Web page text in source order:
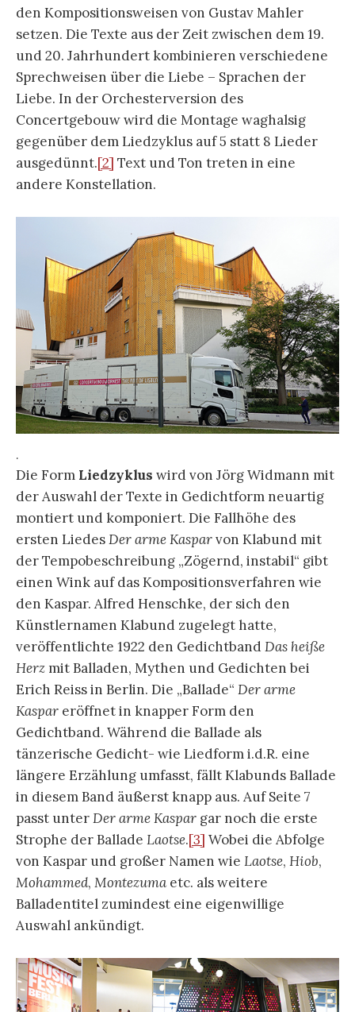
den Kompositionsweisen von Gustav Mahler
setzen. Die Texte aus der Zeit zwischen dem 19.
und 20. Jahrhundert kombinieren verschiedene
Sprechweisen über die Liebe – Sprachen der
Liebe. In der Orchesterversion des
Concertgebouw wird die Montage waghalsig
gegenüber dem Liedzyklus auf 5 statt 8 Lieder
ausgedünnt.[2] Text und Ton treten in eine
andere Konstellation.
.
Die Form Liedzyklus wird von Jörg Widmann mit
der Auswahl der Texte in Gedichtform neuartig
montiert und komponiert. Die Fallhöhe des
ersten LiedesDer arme Kasparvon Klabund mit
der Tempobeschreibung „Zögernd, instabil“ gibt
einen Wink auf das Kompositionsverfahren wie
den Kaspar. Alfred Henschke, der sich den
Künstlernamen Klabund zugelegt hatte,
veröffentlichte 1922 den GedichtbandDas heiße
Herz mit Balladen, Mythen und Gedichten bei
Erich Reiss in Berlin. Die „Ballade“ Der arme
Kaspar eröffnet in knapper Form den
Gedichtband. Während die Ballade als
tänzerische Gedicht- wie Liedform i.d.R. eine
längere Erzählung umfasst, fällt Klabunds Ballade
in diesem Band äußerst knapp aus. Auf Seite 7
passt unterDer arme Kaspar gar noch die erste
Strophe der Ballade Laotse.[3] Wobei die Abfolge
von Kaspar und großer Namen wie Laotse, Hiob,
Mohammed, Montezuma etc. als weitere
Balladentitel zumindest eine eigenwillige
Auswahl ankündigt.